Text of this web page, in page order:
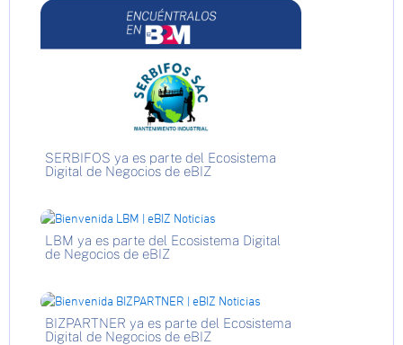
SERBIFOS ya es parte del Ecosistema
Digital de Negocios de eBIZ
LBM ya es parte del Ecosistema Digital
de Negocios de eBIZ
BIZPARTNER ya es parte del Ecosistema
Digital de Negocios de eBIZ